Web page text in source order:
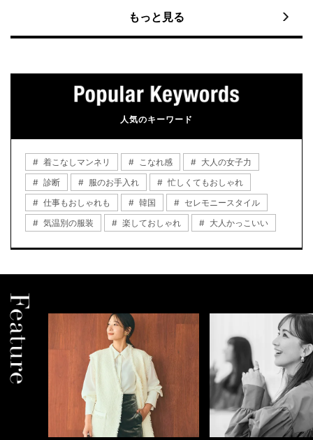
もっと見る
人気のキーワード
着こなしマンネリ こなれ感
大人の女子力
診断
服のお手入れ
忙しくてもおしゃれ
仕事もおしゃれも
韓国
セレモニースタイル
気温別の服装
楽しておしゃれ 大人かっこいい